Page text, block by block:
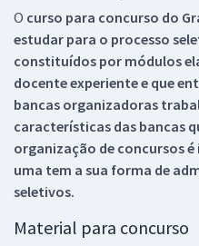
O curso para concurso do
estudar para o processo
constituídos por módulos
docente experiente e que
bancas organizadoras
características das bancas
organização de concursos
uma tem a sua forma de
seletivos.
Material para concurso